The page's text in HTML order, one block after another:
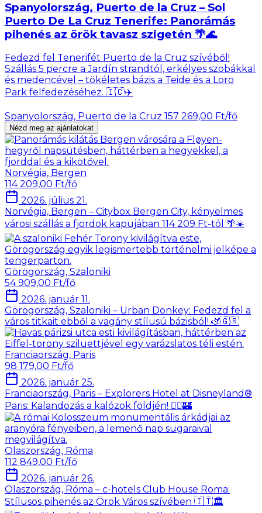
Spanyolország, Puerto de la Cruz – Sol
Puerto De La Cruz Tenerife: Panorámás
pihenés az örök tavasz szigetén 🌴🌊
Fedezd fel Tenerifét Puerto de la Cruz szívéből!
Szállás 5 percre a Jardín strandtól, erkélyes szobákkal
és medencével – tökéletes bázis a Teide és a Loro
Park felfedezéséhez. 🇮🇨✈️
Spanyolország, Puerto de la Cruz 157 269,00 Ft/fő
Nézd meg az ajánlatokat
Norvégia, Bergen
114 209,00 Ft/fő
2026. július 21.
Norvégia, Bergen – Citybox Bergen City, kényelmes
városi szállás a fjordok kapujában 114 209 Ft-tól 🌴☀️
Görögország, Szaloniki
54 909,00 Ft/fő
2026. január 11.
Görögország, Szaloniki – Urban Donkey: Fedezd fel a
város titkait ebből a vagány stílusú bázisból! 🫏🇬🇷
Franciaország, Paris
98 179,00 Ft/fő
2026. január 25.
Franciaország, Paris – Explorers Hotel at Disneyland®
Paris: Kalandozás a kalózok földjén! 🏴‍☠️🏰
Olaszország, Róma
112 849,00 Ft/fő
2026. január 26.
Olaszország, Róma – c-hotels Club House Roma:
Stílusos pihenés az Örök Város szívében 🇮🇹🏛️